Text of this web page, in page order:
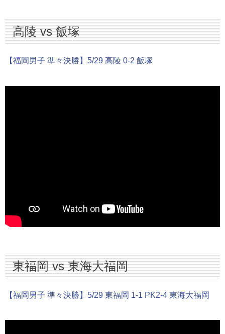
高陵 vs 飯塚
【福岡男子 準々決勝】5/29 高陵 0-2 飯塚
東福岡 vs 東海大福岡
【福岡男子 準々決勝】5/29 東福岡 1-1 PK2-4 東海大福岡